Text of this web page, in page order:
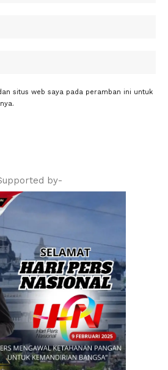
situs web saya pada peramban ini untuk
by-